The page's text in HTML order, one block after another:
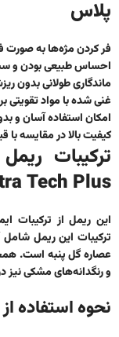
پلاس
فر کردن مژه‌ها به
احساس طبیعی بودن و
ماندگاری طولانی بدون
غنی شده با مواد تقویتی
امکان استفاده آسان و
کیفیت بالا در مقایسه با
Tech Plus
این ریمل از
ترکیبات این ریمل شامل
عصاره گل پنبه است.
و رنگدانه‌های مشکی نیز
نحوه استفاده